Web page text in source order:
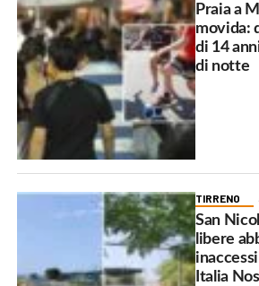
Praia a
movida:
di 14
di notte
TIRRENO
San
libere
Italia